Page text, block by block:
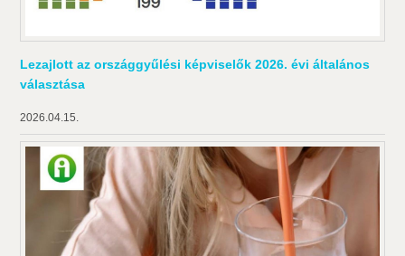
Lezajlott az országgyűlési képviselők 2026. évi általános
választása
2026.04.15.